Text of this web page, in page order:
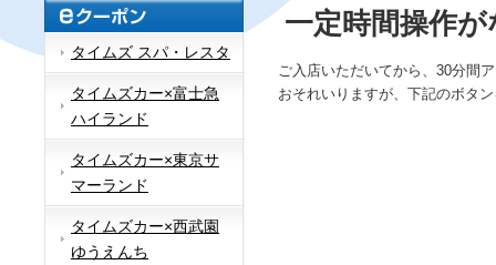
タイムズ スパ・レスタ
タイムズカー×富士急
ハイランド
タイムズカー×東京サ
マーランド
タイムズカー×西武園
ゆうえんち
一定時間操作
ご入店いただいてから、30分間
おそれいりますが、下記のボタ